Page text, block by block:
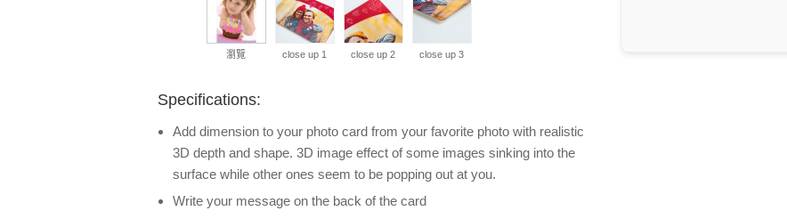
瀏覽 close up 1 close up 2 close up 3
Specifications:
Add dimension to your photo card from your favorite photo with realistic
3D depth and shape. 3D image effect of some images sinking into the
surface while other ones seem to be popping out at you.
Write your message on the back of the card